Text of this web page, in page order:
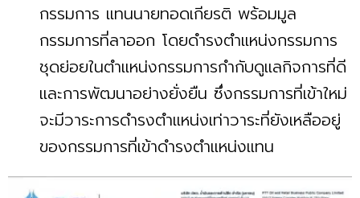
กรรมการ แทนนายทอดเกียรติ พร้อมมูล
กรรมการที่ลาออก โดยดำรงตำแหน่งกรรมการ
ชุดย่อยในตำแหน่งกรรมการกำกับดูแลกิจการที่ดี
และการพัฒนาอย่างยั่งยืน ซึ่งกรรมการที่เข้าใหม่
จะมีวาระการดำรงตำแหน่งเท่าวาระที่ยังเหลืออยู่
ของกรรมการที่เข้าดำรงตำแหน่งแทน